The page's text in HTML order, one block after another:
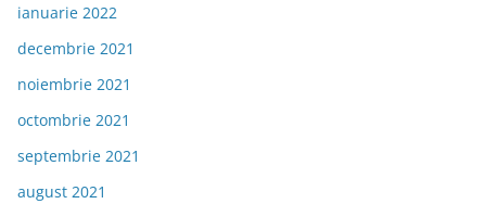
ianuarie 2022
decembrie 2021
noiembrie 2021
octombrie 2021
septembrie 2021
august 2021